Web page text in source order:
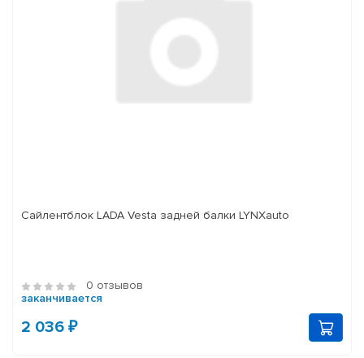
Сайлентблок LADA Vesta задней балки LYNXauto
0 отзывов
заканчивается
2 036 ₽